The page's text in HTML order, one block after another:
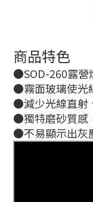
商品特色
●SOD-260露營
●霧面玻璃使光
●減少光線直射
●獨特磨砂質感
●不易顯示出灰